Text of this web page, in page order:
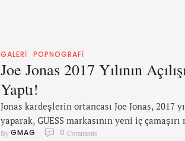
GALERI POPNOGRAFI
Joe Jonas 2017 Yılının
Yaptı!
Jonas kardeşlerin ortancası Joe Jonas, 2017
yaparak, GUESS markasının yeni iç
Joe, Yu Tsai tarafından çekilen kampanya
By GMAG 0 Comments